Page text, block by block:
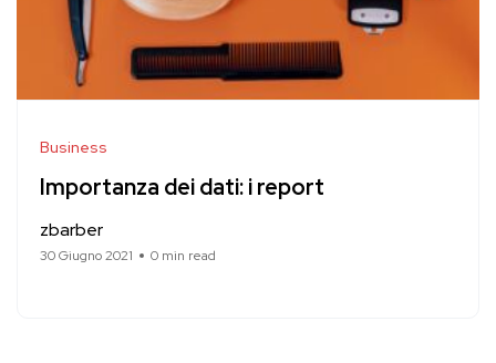
Business
Importanza dei dati: i report
zbarber
30 Giugno 2021 0 min read